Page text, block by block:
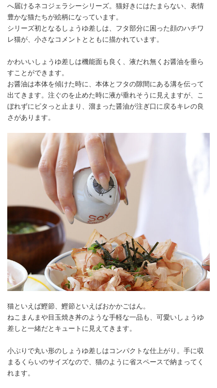
へ届けるネコジェラシーシリーズ。猫好きにはたまらない、表情
豊かな猫たちが絵柄になっています。
シリーズ初となるしょうゆ差しは、フタ部分に困った顔のハチワ
レ猫が、小さなコメントとともに描かれています。
かわいいしょうゆ差しは機能面も良く、液だれ無くお醤油を垂ら
すことができます。
お醤油は本体を傾けた時に、本体とフタの隙間にある溝を伝って
出てきます。注ぐのを止めた時に液が垂れそうに見えますが、こ
ぼれずにピタっと止まり、溜まった醤油が注ぎ口に戻るキレの良
さがあります。
猫といえば鰹節、鰹節といえばおかかごはん。
ねこまんまや目玉焼き丼のような手軽な一品も、可愛いしょうゆ
差しと一緒だとキュートに見えてきます。
小ぶりで丸い形のしょうゆ差しはコンパクトな仕上がり。手に収
まるくらいのサイズなので、猫のように省スペースで納まってく
れます。